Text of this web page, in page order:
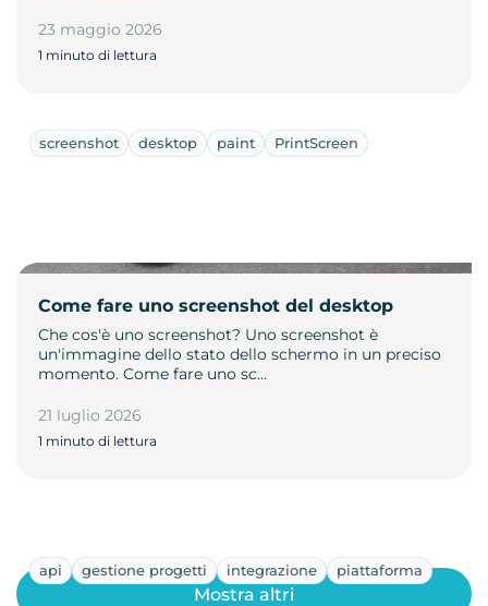
23 maggio 2026
1 minuto di lettura
screenshot desktop paint PrintScreen
Come fare uno screenshot del desktop
Che cos'è uno screenshot? Uno screenshot è
un'immagine dello stato dello schermo in un preciso
momento. Come fare uno sc…
21 luglio 2026
1 minuto di lettura
api gestione progetti integrazione piattaforma
Mostra altri